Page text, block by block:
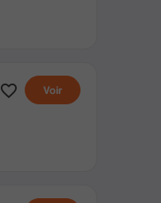
Voir